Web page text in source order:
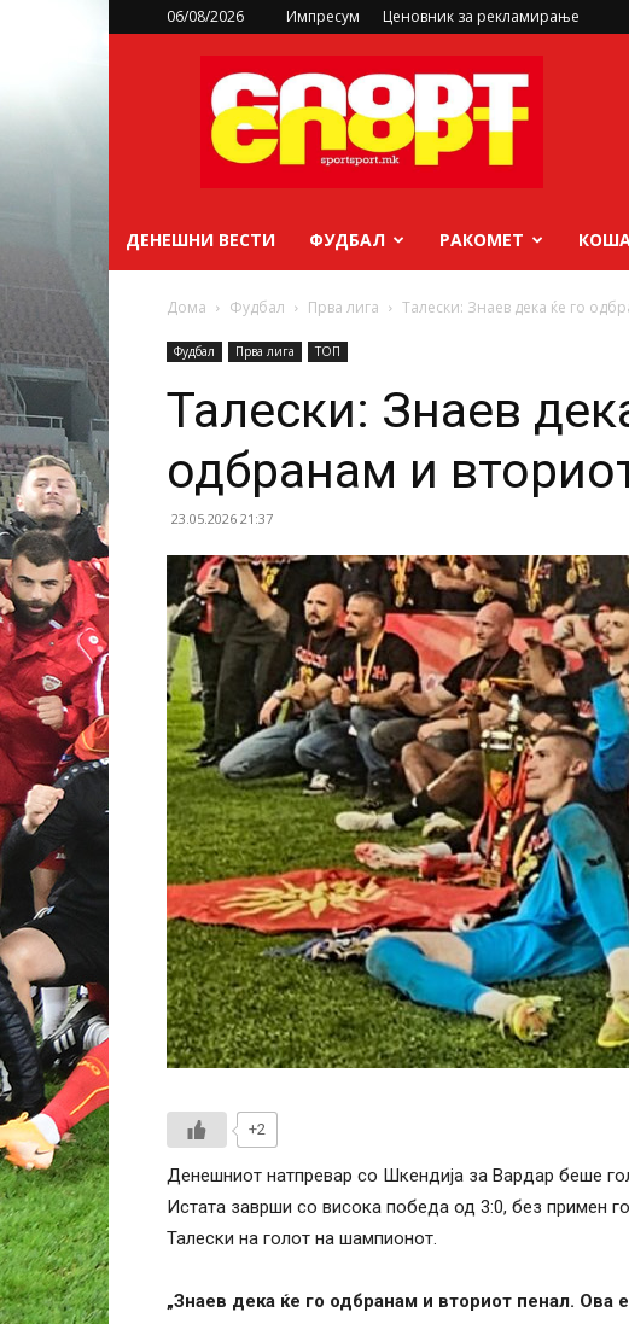
06/08/2026 Импресум Ценовник за рекламирање
sportsport.mk
ДЕНЕШНИ ВЕСТИ ФУДБАЛ РАКОМЕТ
Дома Фудбал Прва лига Талески: Знаев дека ќе го
Фудбал Прва лига ТОП
Талески: Знаев
одбранам и
23.05.2026 21:37
+2
Денешниот натпревар со Шкендија за Вардар беше
Истата заврши со висока победа од 3:0, без примен
Талески на голот на шампионот.
„Знаев дека ќе го одбранам и вториот пенал.